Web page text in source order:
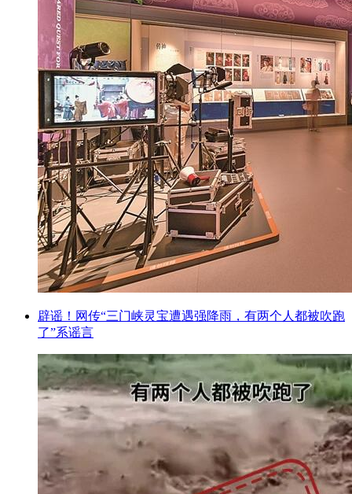
辟谣！网传“三门峡灵宝遭遇强降雨，有两个人都被吹跑
了”系谣言